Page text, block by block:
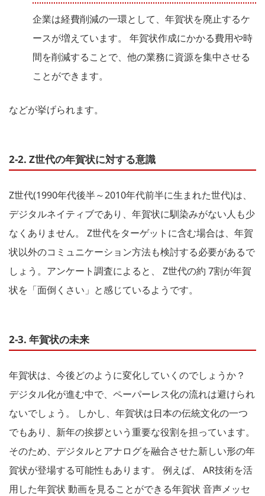
企業は経費削減の一環として、年賀状を廃止するケ
ースが増えています。 年賀状作成にかかる費用や時
間を削減することで、他の業務に資源を集中させる
ことができます。
などが挙げられます。
2-2. Z世代の年賀状に対する意識
Z世代(1990年代後半～2010年代前半に生まれた世代)は、
デジタルネイティブであり、年賀状に馴染みがない人も少
なくありません。 Z世代をターゲットに含む場合は、年賀
状以外のコミュニケーション方法も検討する必要があるで
しょう。アンケート調査によると、 Z世代の約 7割が年賀
状を「面倒くさい」と感じているようです。
2-3. 年賀状の未来
年賀状は、今後どのように変化していくのでしょうか？
デジタル化が進む中で、ペーパーレス化の流れは避けられ
ないでしょう。 しかし、年賀状は日本の伝統文化の一つ
でもあり、新年の挨拶という重要な役割を担っています。
そのため、デジタルとアナログを融合させた新しい形の年
賀状が登場する可能性もあります。 例えば、 AR技術を活
用した年賀状 動画を見ることができる年賀状 音声メッセ